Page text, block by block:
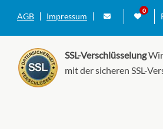
AGB Impressum
SSL-VerschlüsselungWir
mit der sicheren SSL-